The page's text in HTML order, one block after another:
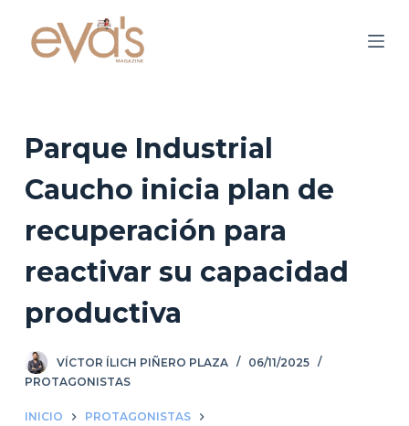
e
n
d
Parque Industrial
Caucho inicia plan de
recuperación para
reactivar su capacidad
productiva
VÍCTOR ÍLICH PIÑERO PLAZA
06/11/2025
PROTAGONISTAS
INICIO
PROTAGONISTAS